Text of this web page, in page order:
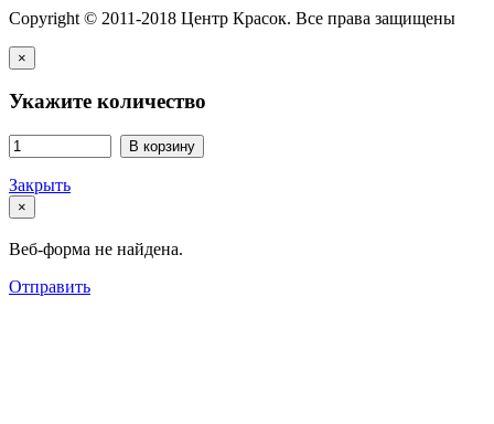
Copyright © 2011-2018 Центр Красок. Все права защищены
×
Укажите количество
В корзину
Закрыть
×
Веб-форма не найдена.
Отправить